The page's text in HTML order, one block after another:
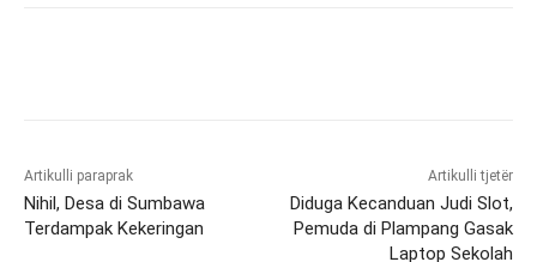
Artikulli paraprak
Nihil, Desa di Sumbawa
Terdampak Kekeringan
Artikulli tjetër
Diduga Kecanduan Judi Slot,
Pemuda di Plampang Gasak
Laptop Sekolah